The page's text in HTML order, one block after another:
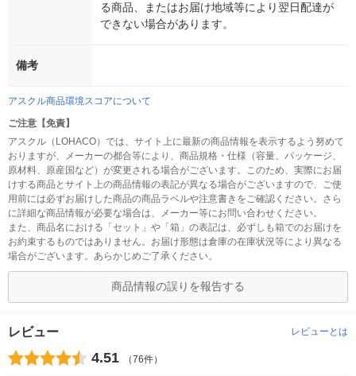
る商品、またはお届け地域等により翌日配達が
できない場合があります。
備考
アスクル商品環境スコアについて
ご注意【免責】
アスクル（LOHACO）では、サイト上に最新の商品情報を表示するよう努めて
おりますが、メーカーの都合等により、商品規格・仕様（容量、パッケージ、
原材料、原産国など）が変更される場合がございます。このため、実際にお届
けする商品とサイト上の商品情報の表記が異なる場合がございますので、ご使
用前には必ずお届けした商品の商品ラベルや注意書きをご確認ください。さら
に詳細な商品情報が必要な場合は、メーカー等にお問い合わせください。
また、商品名における「セット」や「箱」の表記は、必ずしも箱でのお届けを
お約束するものではありません。お届け形態は倉庫の在庫状況等により異なる
場合がございます。あらかじめご了承ください。
商品情報の誤りを報告する
レビュー レビューとは
4.51 （76件）